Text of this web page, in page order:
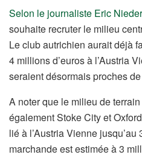
Selon le journaliste Eric
souhaite recruter le milieu
Le club autrichien aurait déjà
4 millions d’euros à l’Austria
seraient désormais proches
A noter que le milieu de
également Stoke City et
lié à l’Austria Vienne
marchande est estimée à 3